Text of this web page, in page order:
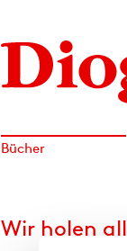
Bücher
Wir holen